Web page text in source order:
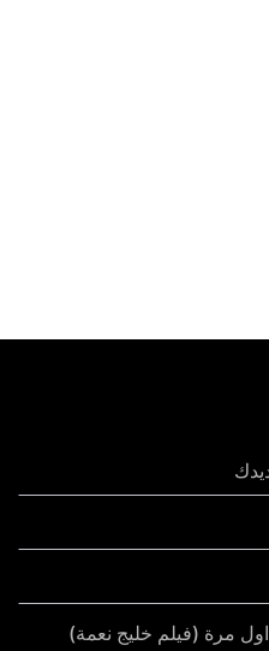
مرة (فيلم خليج نعمة)